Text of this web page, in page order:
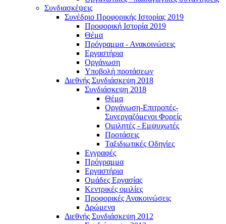
Συνδιασκέψεις
Συνέδριο Προφορικής Ιστορίας 2019
Προφορική Ιστορία 2019
Θέμα
Πρόγραμμα - Ανακοινώσεις
Εργαστήρια
Οργάνωση
Υποβολή προτάσεων
Διεθνής Συνδιάσκεψη 2018
Συνδιάσκεψη 2018
Θέμα
Οργάνωση-Επιτροπές-
Συνεργαζόμενοι Φορείς
Ομιλητές - Εμψυχωτές
Προτάσεις
Ταξιδιωτικές Οδηγίες
Εγγραφές
Πρόγραμμα
Εργαστήρια
Ομάδες Εργασίας
Κεντρικές ομιλίες
Προφορικές Ανακοινώσεις
Δρώμενα
Διεθνής Συνδιάσκεψη 2012